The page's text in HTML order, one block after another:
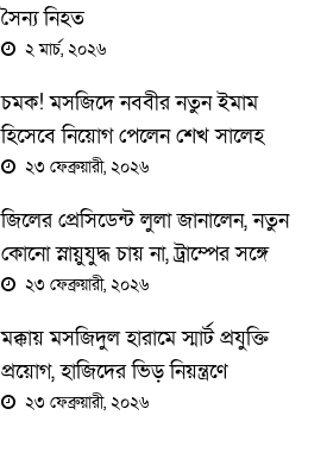
সৈন্য নিহত
২ মার্চ, ২০২৬
চমক! মসজিদে নববীর নতুন ইমাম
হিসেবে নিয়োগ পেলেন শেখ সালেহ
আল-মাগামসি
২৩ ফেব্রুয়ারী, ২০২৬
জিলের প্রেসিডেন্ট লুলা জানালেন, নতুন
কোনো স্নায়ুযুদ্ধ চায় না, ট্রাম্পের সঙ্গে
বৈঠক সামনে
২৩ ফেব্রুয়ারী, ২০২৬
মক্কায় মসজিদুল হারামে স্মার্ট প্রযুক্তি
প্রয়োগ, হাজিদের ভিড় নিয়ন্ত্রণে
আধুনিক ব্যবস্থা
২৩ ফেব্রুয়ারী, ২০২৬